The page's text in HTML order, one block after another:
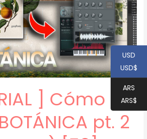
] Cómo
pt. 2
USD
USD$
ARS
ARS$